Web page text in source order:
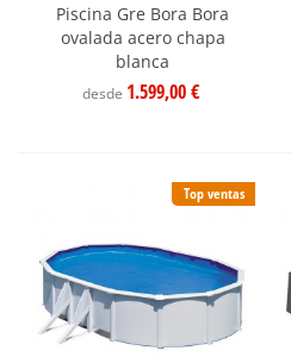
Piscina Gre Bora Bora
ovalada acero chapa
blanca
desde 1.599,00 €
Top ventas